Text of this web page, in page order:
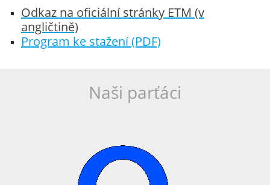
Odkaz na oficiální stránky ETM (v
angličtině)
Program ke stažení (PDF)
Naši parťáci